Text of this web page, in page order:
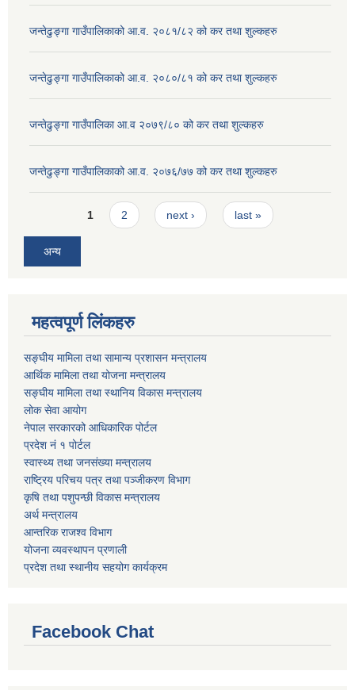
जन्तेढुङ्गा गाउँपालिकाको आ.व. २०८१/८२ को कर तथा शुल्कहरु
जन्तेढुङ्गा गाउँपालिकाको आ.व. २०८०/८१ को कर तथा शुल्कहरु
जन्तेढुङ्गा गाउँपालिका आ.व २०७९/८० को कर तथा शुल्कहरु
जन्तेढुङ्गा गाउँपालिकाको आ.व. २०७६/७७ को कर तथा शुल्कहरु
Pages1 2 next › last »
अन्य
महत्वपूर्ण लिंकहरु
सङ्घीय मामिला तथा सामान्य प्रशासन मन्त्रालय
आर्थिक मामिला तथा योजना मन्त्रालय
सङ्घीय मामिला तथा स्थानिय विकास मन्त्रालय
लोक सेवा आयोग
नेपाल सरकारको आधिकारिक पोर्टल
प्रदेश नं १ पोर्टल
स्वास्थ्य तथा जनसंख्या मन्त्रालय
राष्ट्रिय परिचय पत्र तथा पञ्जीकरण विभाग
कृषि तथा पशुपन्छी विकास मन्त्रालय
अर्थ मन्त्रालय
आन्तरिक राजश्व विभाग
योजना व्यवस्थापन प्रणाली
प्रदेश तथा स्थानीय सहयोग कार्यक्रम
Facebook Chat